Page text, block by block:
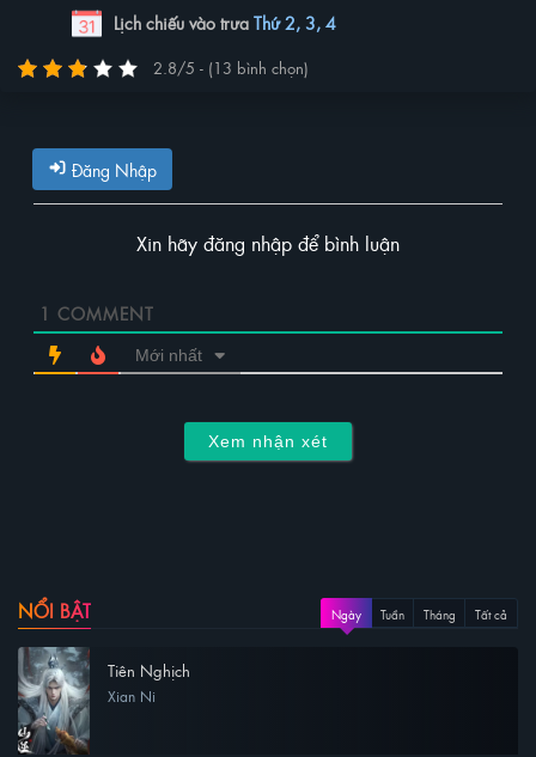
Tập 8
System Arrives 80,000 Years Late
Lịch chiếu vào trưa Thứ 2, 3, 4
2.8/5 - (13 bình chọn)
Đăng Nhập
Xin hãy đăng nhập để bình luận
1 COMMENT
Mới nhất
Xem nhận xét
NỔI BẬT Ngày Tuần Tháng Tất cả
Tiên Nghịch
Xian Ni